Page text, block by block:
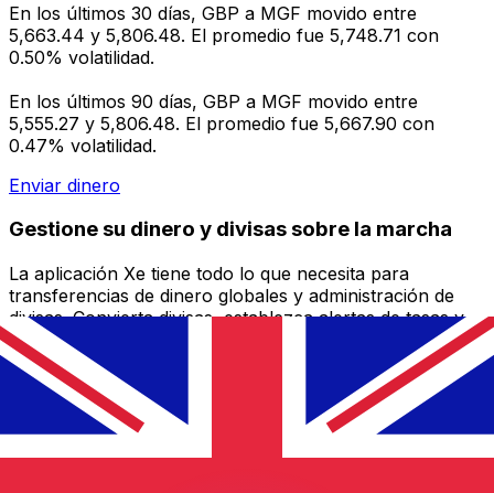
En los últimos 30 días, GBP a MGF movido entre
5,663.44 y 5,806.48. El promedio fue 5,748.71 con
0.50% volatilidad.
En los últimos 90 días, GBP a MGF movido entre
5,555.27 y 5,806.48. El promedio fue 5,667.90 con
0.47% volatilidad.
Enviar dinero
Gestione su dinero y divisas sobre la marcha
La aplicación Xe tiene todo lo que necesita para
transferencias de dinero globales y administración de
divisas. Convierta divisas, establezca alertas de tasas y
transfiera dinero al extranjero sin cargos ocultos.
¡Descárgalo hoy!